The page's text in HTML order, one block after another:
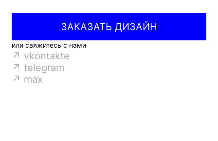
ЗАКАЗАТЬ ДИЗАЙН
или свяжитесь с нами
↗ vkontakte
↗ telegram
↗ max